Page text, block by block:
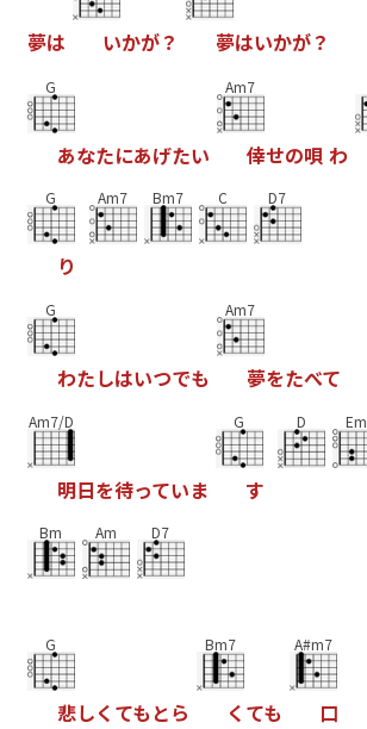
夢は いかが？ 夢はいかが？
G
あなたにあげたい
Am7
倖せの唄 わ
G
り
Am7 Bm7 C D7
G
わたしはいつでも
Am7
夢をたべて
Am7/D
明日を待っていま
G
す
D Em
Bm Am D7
G
悲しく てもとら
Bm7
く ても
A#m7
口